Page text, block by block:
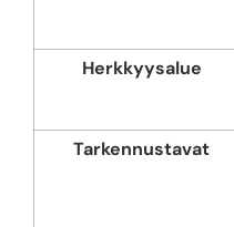
Herkkyysalue
Tarkennustavat